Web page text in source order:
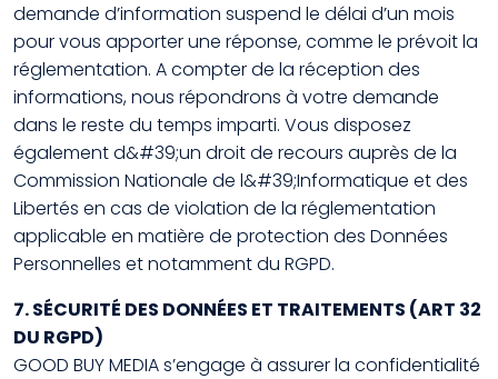
demande d’information suspend le délai d’un mois
pour vous apporter une réponse, comme le prévoit la
réglementation. A compter de la réception des
informations, nous répondrons à votre demande
dans le reste du temps imparti. Vous disposez
également d&#39;un droit de recours auprès de la
Commission Nationale de l&#39;Informatique et des
Libertés en cas de violation de la réglementation
applicable en matière de protection des Données
Personnelles et notamment du RGPD.
7. SÉCURITÉ DES DONNÉES ET TRAITEMENTS (ART 32
DU RGPD)
GOOD BUY MEDIA s’engage à assurer la confidentialité